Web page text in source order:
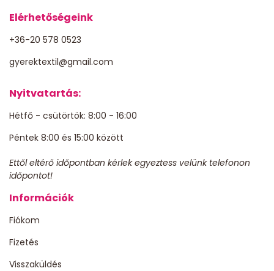
Elérhetőségeink
+36-20 578 0523
gyerektextil@gmail.com
Nyitvatartás:
Hétfő - csütörtök: 8:00 - 16:00
Péntek 8:00 és 15:00 között
Ettől eltérő időpontban kérlek egyeztess velünk telefonon
időpontot!
Információk
Fiókom
Fizetés
Visszaküldés